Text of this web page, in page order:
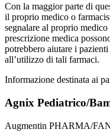
Con la maggior parte di
il proprio medico o
segnalare al proprio
prescrizione medica
potrebbero aiutare i
all’utilizzo di tali farmaci.
Informazione destinata ai
Agnix Pediatrico/
Augmentin PHARMA/